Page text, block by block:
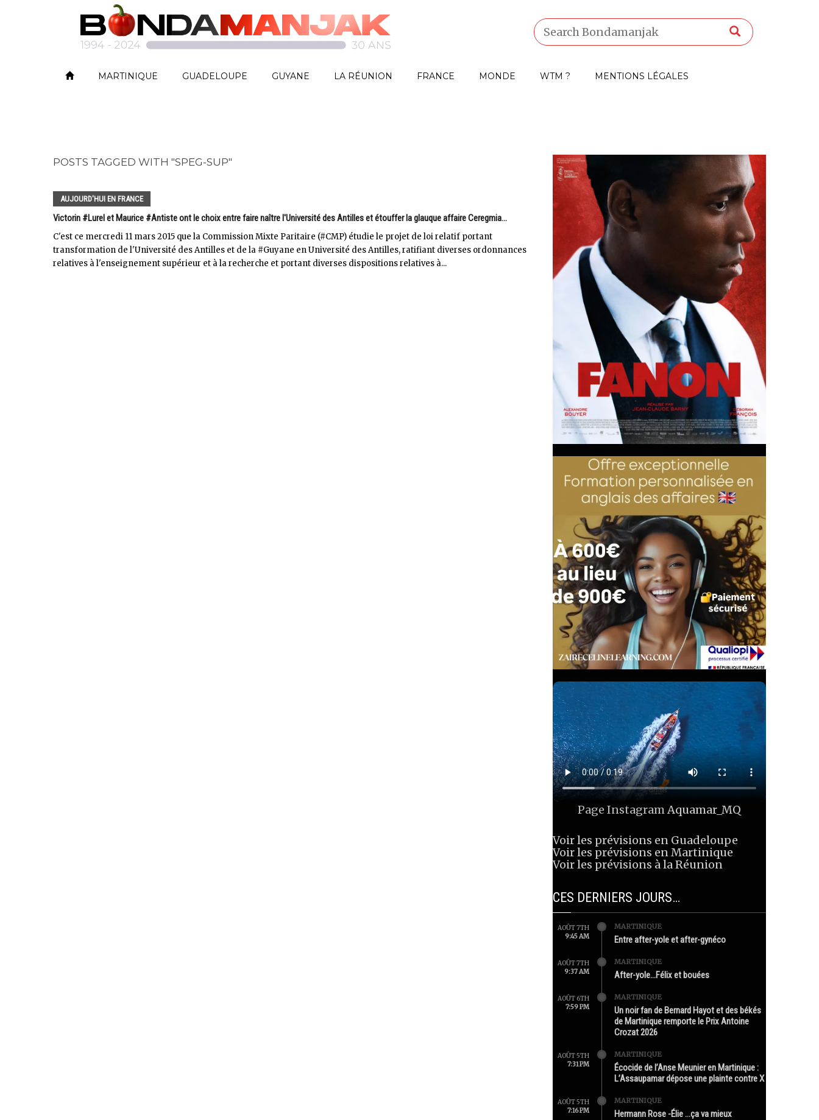
MARTINIQUE GUADELOUPE GUYANE LA RÉUNION FRANCE MONDE WTM ? MENTIONS LÉGALES
POSTS TAGGED WITH "SPEG-SUP"
AUJOURD'HUI EN FRANCE
Victorin #Lurel et Maurice #Antiste ont le choix entre faire naître l'Université des Antilles et étouffer la glauque affaire Ceregmia...
C'est ce mercredi 11 mars 2015 que la Commission Mixte Paritaire (#CMP) étudie le projet de loi relatif portant
transformation de l'Université des Antilles et de la #Guyane en Université des Antilles, ratifiant diverses ordonnances
relatives à l'enseignement supérieur et à la recherche et portant diverses dispositions relatives à...
Page InstagramAquamar_MQ
Voir les prévisions en Guadeloupe
Voir les prévisions en Martinique
Voir les prévisions à la Réunion
CES DERNIERS JOURS…
AOÛT 7TH
9:45 AM
MARTINIQUE
Entre after-yole et after-gynéco
AOÛT 7TH
9:37 AM
MARTINIQUE
After-yole…Félix et bouées
AOÛT 6TH
7:59 PM
MARTINIQUE
Un noir fan de Bernard Hayot et des békés
de Martinique remporte le Prix Antoine
Crozat 2026
AOÛT 5TH
7:31 PM
MARTINIQUE
Écocide de l’Anse Meunier en Martinique :
L’Assaupamar dépose une plainte contre X
AOÛT 5TH
7:16 PM
MARTINIQUE
Hermann Rose -Élie …ça va mieux